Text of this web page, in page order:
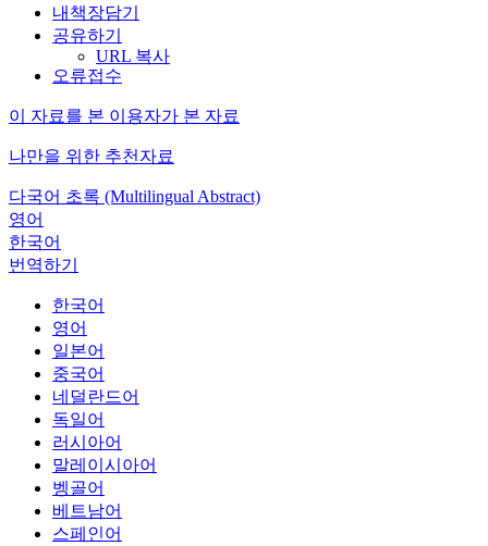
내책장담기
공유하기
URL 복사
오류접수
이 자료를 본 이용자가 본 자료
나만을 위한 추천자료
다국어 초록 (Multilingual Abstract)
영어
한국어
번역하기
한국어
영어
일본어
중국어
네덜란드어
독일어
러시아어
말레이시아어
벵골어
베트남어
스페인어